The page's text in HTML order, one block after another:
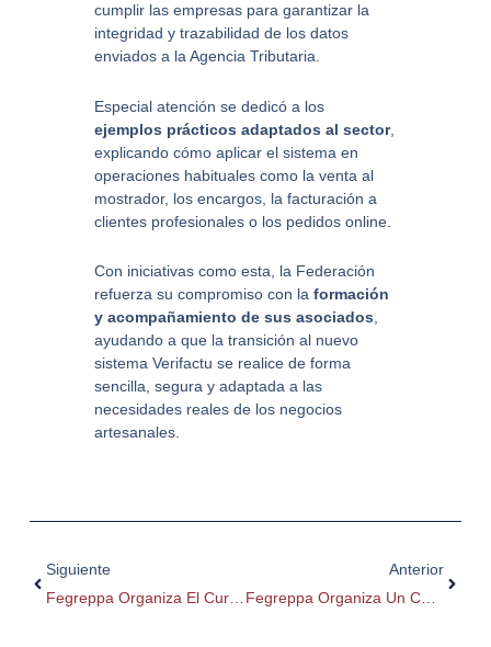
cumplir las empresas para garantizar la
integridad y trazabilidad de los datos
enviados a la Agencia Tributaria.
Especial atención se dedicó a los
ejemplos prácticos adaptados al sector,
explicando cómo aplicar el sistema en
operaciones habituales como la venta al
mostrador, los encargos, la facturación a
clientes profesionales o los pedidos online.
Con iniciativas como esta, la Federación
refuerza su compromiso con laformación
y acompañamiento de sus asociados
ayudando a que la transición al nuevo
sistema Verifactu se realice de forma
sencilla, segura y adaptada a las
necesidades reales de los negocios
artesanales.
Siguiente
Fegreppa Organiza El Curso “Masas Saladas” Con José Roldán, El Mejor Panadero De España 2025
Anterior
Fegreppa Organiza Un Curso Para Aprender A Elaborar Troncos Y Panes Navideños